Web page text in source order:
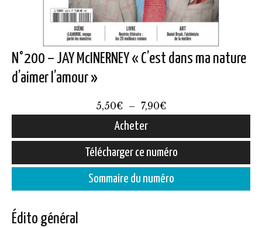
N°200 – JAY McINERNEY « C’est dans ma nature
d’aimer l’amour »
5,50€ – 7,90€
prix :
5,50€
à
7,90€
Acheter
produit
variations.
Télécharger ce numéro
Sommaire du numéro
Édito général